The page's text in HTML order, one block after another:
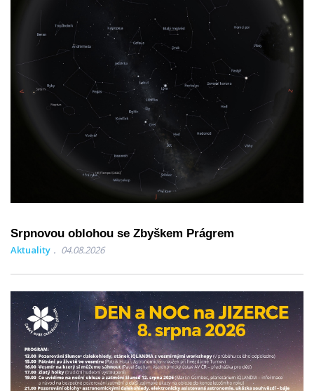
Srpnovou oblohou se Zbyškem Prágrem
Aktuality 04.08.2026